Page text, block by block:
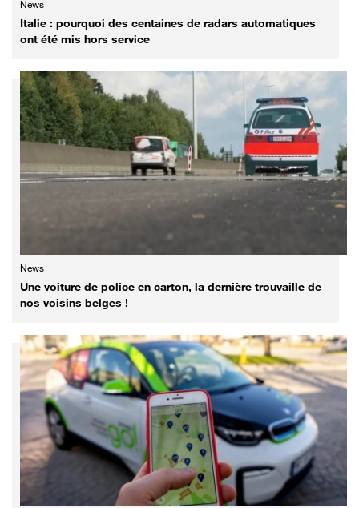
News
Italie : pourquoi des centaines de radars automatiques
ont été mis hors service
News
Une voiture de police en carton, la dernière trouvaille de
nos voisins belges !